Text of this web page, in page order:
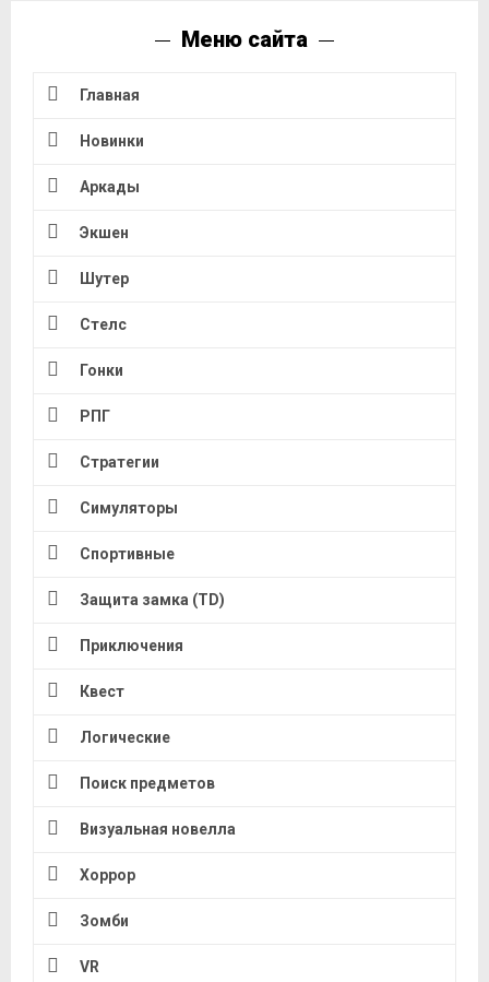
Меню сайта
Главная
Новинки
Аркады
Экшен
Шутер
Стелс
Гонки
РПГ
Стратегии
Симуляторы
Спортивные
Защита замка (TD)
Приключения
Квест
Логические
Поиск предметов
Визуальная новелла
Хоррор
Зомби
VR